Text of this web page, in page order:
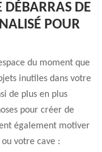
DÉBARRAS DE
POUR
du moment que
inutiles dans votre
de plus en plus
pour créer de
également motiver
votre cave :